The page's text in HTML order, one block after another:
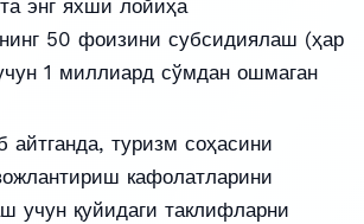
энг яхши лойиҳа
50 фоизини субсидиялаш (ҳар
1 миллиард сўмдан ошмаган
айтганда, туризм соҳасини
кафолатларини
учун қуйидаги таклифларни